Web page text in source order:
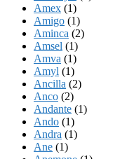
Amex (1)
Amigo (1)
Aminca (2)
Amsel (1)
Amva (1)
Amyl (1)
Ancilla (2)
Anco (2)
Andante (1)
Ando (1)
Andra (1)
Ane (1)